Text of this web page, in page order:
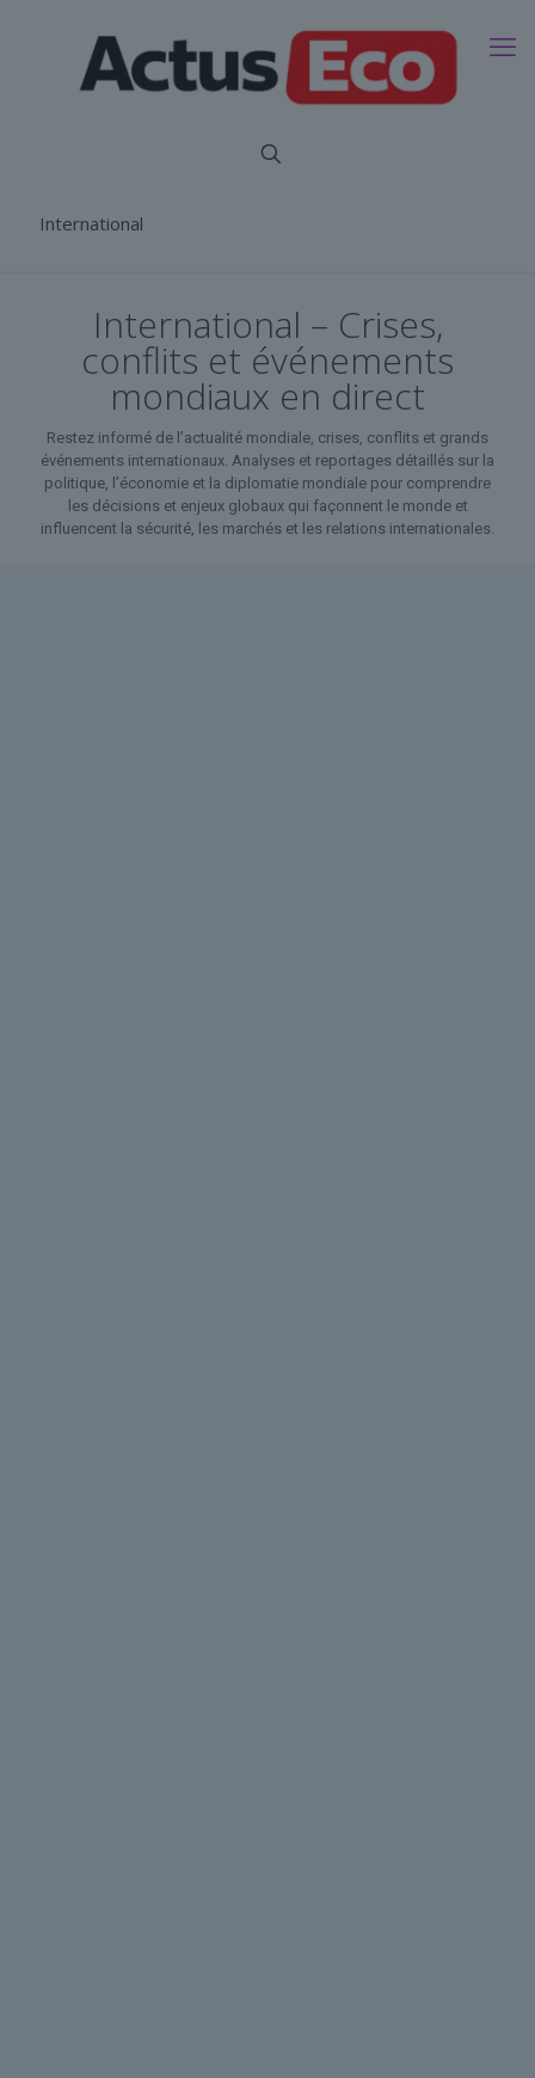
International
International – Crises,
conflits et événements
mondiaux en direct
Restez informé de l’actualité mondiale, crises, conflits et grands
événements internationaux. Analyses et reportages détaillés sur la
politique, l’économie et la diplomatie mondiale pour comprendre
les décisions et enjeux globaux qui façonnent le monde et
influencent la sécurité, les marchés et les relations internationales.